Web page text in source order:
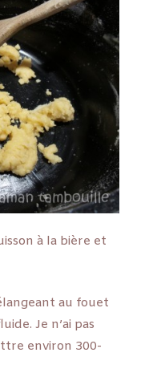
à la bière et
au fouet
Je n’ai pas
environ 300-